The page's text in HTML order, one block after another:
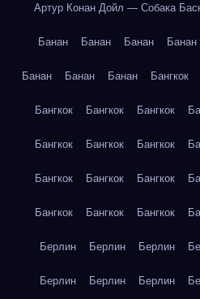
Артур Конан Дойл — Собака
Банан Банан Банан Банан
Банан Банан Банан Бангкок
Бангкок Бангкок Бангкок
Бангкок Бангкок Бангкок
Бангкок Бангкок Бангкок
Бангкок Бангкок Бангкок
Берлин Берлин Берлин
Берлин Берлин Берлин